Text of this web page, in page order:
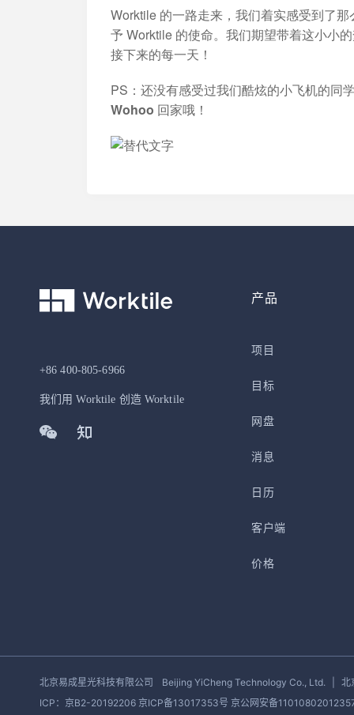
Worktile 的一路走来，我们着实感受到了
予 Worktile 的使命。我们期望带着这小小
接下来的每一天！
PS：还没有感受过我们酷炫的小飞机的同
Wohoo 回家哦！
+86 400-805-6966
我们用 Worktile 创造 Worktile
产品
项目
目标
网盘
消息
日历
客户端
价格
北京易成星光科技有限公司 Beijing YiCheng Technology Co., Ltd.
北
ICP：京B2-20192206 京ICP备13017353号 京公网安备